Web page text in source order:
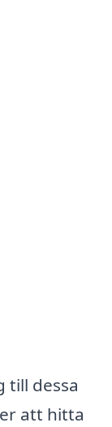
till dessa
att hitta